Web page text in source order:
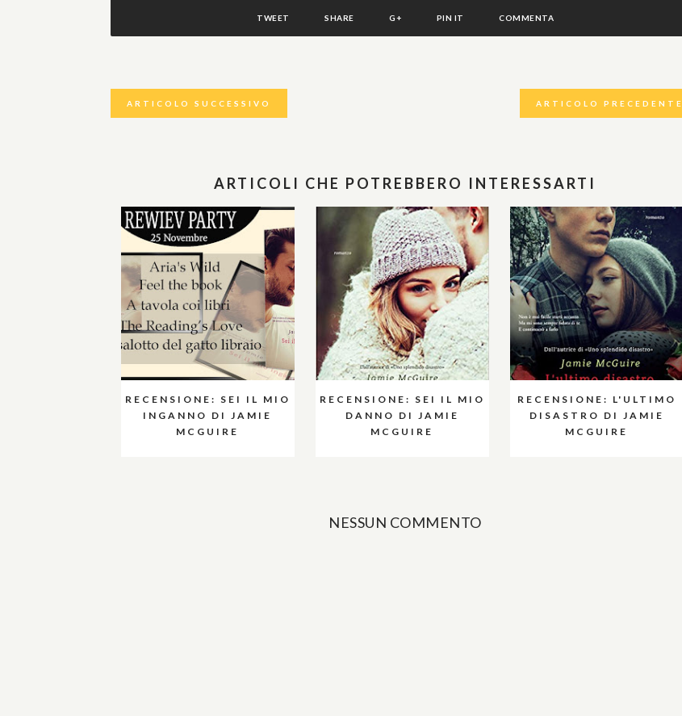
TWEET SHARE G+ PIN IT COMMENTA
ARTICOLO SUCCESSIVO ARTICOLO PRECEDENTE
ARTICOLI CHE POTREBBERO INTERESSARTI
RECENSIONE: SEI IL MIO
INGANNO DI JAMIE
MCGUIRE
RECENSIONE: SEI IL MIO
DANNO DI JAMIE
MCGUIRE
RECENSIONE: L'ULTIMO
DISASTRO DI JAMIE
MCGUIRE
NESSUN COMMENTO